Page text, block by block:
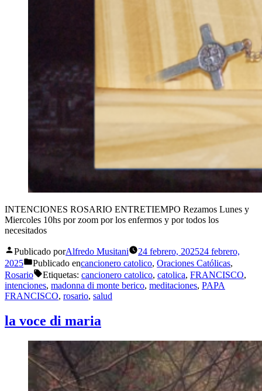
INTENCIONES ROSARIO ENTRETIEMPO Rezamos Lunes y
Miercoles 10hs por zoom por los enfermos y por todos los
necesitados
Publicado porAlfredo Musitani 24 febrero, 202524 febrero,
2025
Publicado encancionero catolico, Oraciones Católicas,
Rosario
Etiquetas: cancionero catolico, catolica, FRANCISCO,
intenciones, madonna di monte berico, meditaciones, PAPA
FRANCISCO, rosario, salud
la voce di maria